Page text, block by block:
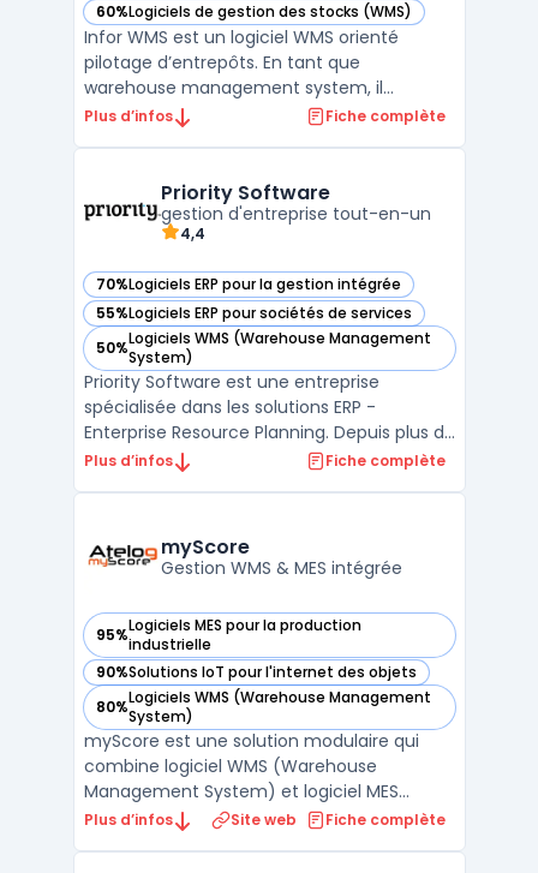
60%Logiciels de gestion des stocks (WMS)
— voir Infor WMS dans cette catégorie
Infor WMS est un logiciel WMS orienté
pilotage d’entrepôts. En tant que
warehouse management system, il
centralise le référentiel des articles, unités
expédition. Ce système de gestion
d’entrepôt vise la réduction des ...
Plus d’infos Fiche complète
Priority Software
gestion d'entreprise tout-en-un
4,4
70%Logiciels ERP pour la gestion intégrée
— voir Priority Software dans cette catégorie
55%Logiciels ERP pour sociétés de services
— voir Priority Software dans cette catégorie
50%Logiciels WMS (Warehouse Management
System)
— voir Priority Software dans cette catégorie
Priority Software est une entreprise
spécialisée dans les solutions ERP -
Enterprise Resource Planning. Depuis plus de
30 ans, elle propose des logiciels de gestion
Software pe ...
Plus d’infos Fiche complète
myScore
Gestion WMS & MES intégrée
95%Logiciels MES pour la production
industrielle
— voir myScore dans cette catégorie
90%Solutions IoT pour l'internet des objets
— voir myScore dans cette catégorie
80%Logiciels WMS (Warehouse Management
System)
— voir myScore dans cette catégorie
myScore est une solution modulaire qui
combine logiciel WMS (Warehouse
Management System) et logiciel MES
(Manufacturing Execution System) sur une
Plus d’infos Site web Fiche complète